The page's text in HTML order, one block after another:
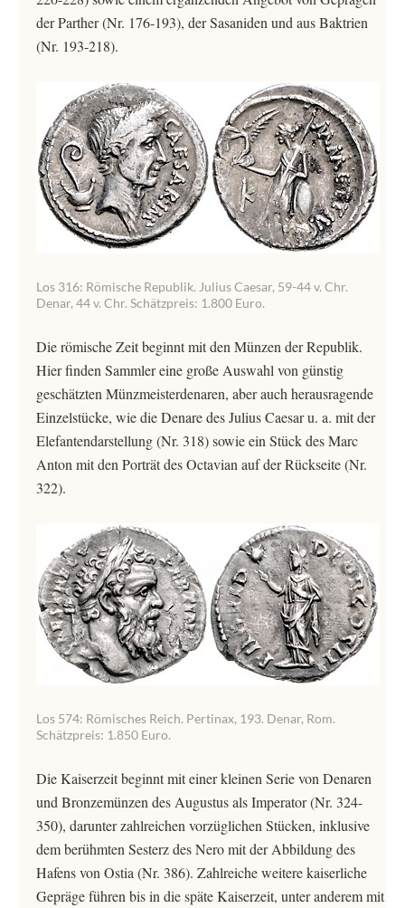
der Parther (Nr. 176-193), der Sasaniden und aus Baktrien
(Nr. 193-218).
Los 316: Römische Republik. Julius Caesar, 59-44 v. Chr.
Denar, 44 v. Chr. Schätzpreis: 1.800 Euro.
Die römische Zeit beginnt mit den Münzen der Republik.
Hier finden Sammler eine große Auswahl von günstig
geschätzten Münzmeisterdenaren, aber auch herausragende
Einzelstücke, wie die Denare des Julius Caesar u. a. mit der
Elefantendarstellung (Nr. 318) sowie ein Stück des Marc
Anton mit den Porträt des Octavian auf der Rückseite (Nr.
322).
Los 574: Römisches Reich. Pertinax, 193. Denar, Rom.
Schätzpreis: 1.850 Euro.
Die Kaiserzeit beginnt mit einer kleinen Serie von Denaren
und Bronzemünzen des Augustus als Imperator (Nr. 324-
350), darunter zahlreichen vorzüglichen Stücken, inklusive
dem berühmten Sesterz des Nero mit der Abbildung des
Hafens von Ostia (Nr. 386). Zahlreiche weitere kaiserliche
Gepräge führen bis in die späte Kaiserzeit, unter anderem mit